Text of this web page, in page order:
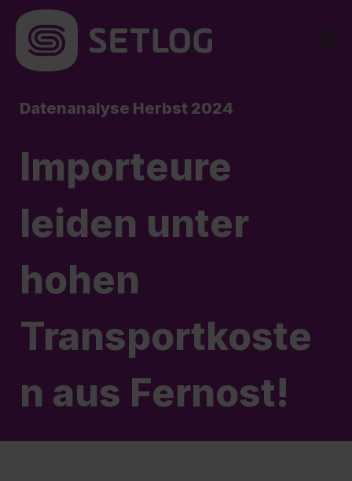
Datenanalyse Herbst 2024
Importeure
leiden unter
hohen
Transportkoste
n aus Fernost!